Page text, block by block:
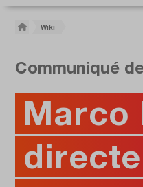
Wiki
Communiqué
Marco